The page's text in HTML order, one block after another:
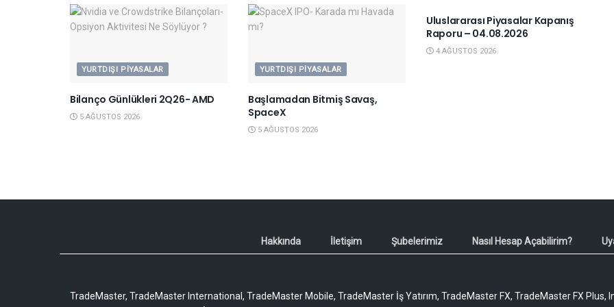
YURTDIŞI PIYASALAR
Bilanço Günlükleri 2Q26- AMD
5 AĞUSTOS 2026
YURTDIŞI PIYASALAR
Başlamadan Bitmiş Savaş,
SpaceX
5 AĞUSTOS 2026
Uluslararası Piyasalar Kapanış
Raporu – 04.08.2026
4 AĞUSTOS 2026
Hakkında İletişim Şubelerimiz Nasıl Hesap Açabilirim?
TradeMaster, TradeMaster International, TradeMaster Mobile, TradeMaster İş Yatırım, TradeMaster FX, TradeMaster FX Plus,